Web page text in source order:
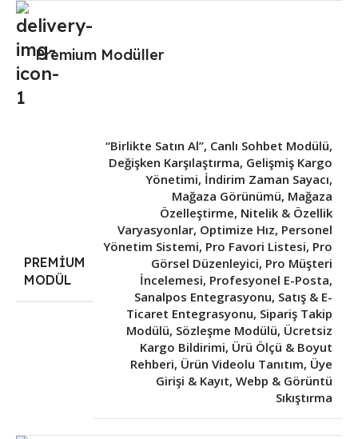
Premium Modüller
PREMIUM
MODÜL
“Birlikte Satın Al”, Canlı Sohbet Modülü,
Değişken Karşılaştırma, Gelişmiş Kargo
Yönetimi, İndirim Zaman Sayacı,
Mağaza Görünümü, Mağaza
Özelleştirme, Nitelik & Özellik
Varyasyonlar, Optimize Hız, Personel
Yönetim Sistemi, Pro Favori Listesi, Pro
Görsel Düzenleyici, Pro Müşteri
İncelemesi, Profesyonel E-Posta,
Sanalpos Entegrasyonu, Satış & E-
Ticaret Entegrasyonu, Sipariş Takip
Modülü, Sözleşme Modülü, Ücretsiz
Kargo Bildirimi, Ürü Ölçü & Boyut
Rehberi, Ürün Videolu Tanıtım, Üye
Girişi & Kayıt, Webp & Görüntü
Sıkıştırma